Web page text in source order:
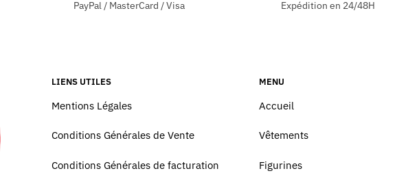
PayPal / MasterCard / Visa Expédition en 24/48H
LIENS UTILES
Mentions Légales
Conditions Générales de Vente
Conditions Générales de facturation
MENU
Accueil
Vêtements
Figurines